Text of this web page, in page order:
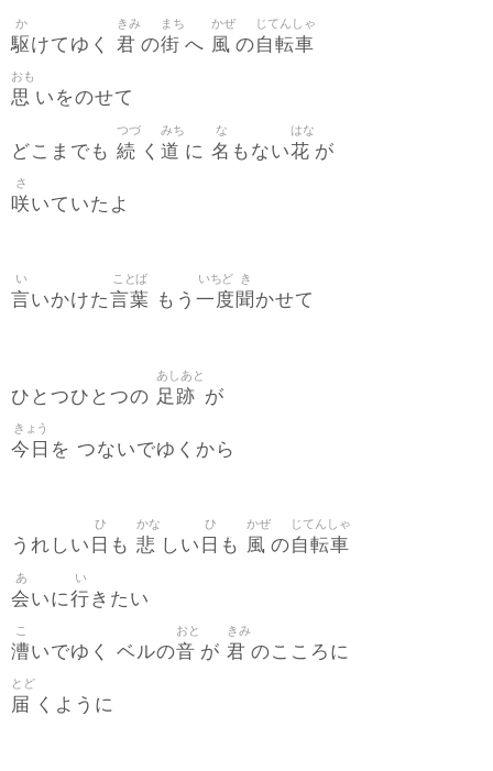
駆
か
けてゆく 君
きみ
の街
まち
へ 風
かぜ
の自転車
じてんしゃ
思
おも
いをのせて
どこまでも 続
つづ
く 道
みち
に 名
な
もない花
はな
が
咲
さ
いていたよ
言
い
いかけた言葉
ことば
もう 一度
いちど
聞
き
かせて
ひとつひとつの 足跡
あしあと
が
今日
きょう
を つないでゆくから
うれしい 日
ひ
も 悲
かな
しい 日
ひ
も 風
かぜ
の自転車
じてんしゃ
会
あ
いに行
い
きたい
漕
こ
いでゆく ベルの音
おと
が 君
きみ
のこころに
届
とど
くように